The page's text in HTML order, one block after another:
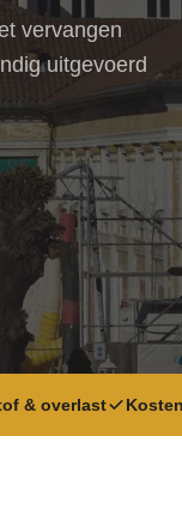
vervangen
uitgevoerd
& overlast